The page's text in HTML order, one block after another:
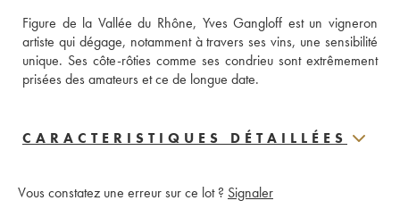
Figure de la Vallée du Rhône, Yves Gangloff est un vigneron
artiste qui dégage, notamment à travers ses vins, une sensibilité
unique. Ses côte-rôties comme ses condrieu sont extrêmement
prisées des amateurs et ce de longue date.
CARACTERISTIQUES DÉTAILLÉES
Vous constatez une erreur sur ce lot ? Signaler